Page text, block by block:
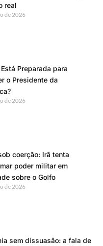
real
de 2026
Preparada para
o Presidente da
de 2026
coerção: Irã tenta
poder militar em
sobre o Golfo
de 2026
sem dissuasão: a fala de